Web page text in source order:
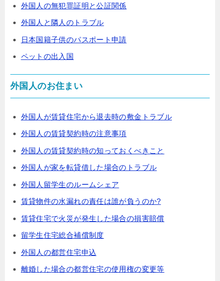
外国人の無犯罪証明と公証関係
外国人と隣人のトラブル
日本国籍子供のパスポート申請
ペットの出入国
外国人のお住まい
外国人が賃貸住宅から退去時の敷金トラブル
外国人の賃貸契約時の注意事項
外国人の賃貸契約時の知っておくべきこと
外国人が家を転貸借した場合のトラブル
外国人留学生のルームシェア
賃貸物件の水漏れの責任は誰が負うのか?
賃貸住宅で火災が発生した場合の損害賠償
留学生住宅総合補償制度
外国人の都営住宅申込
離婚した場合の都営住宅の使用権の変更等